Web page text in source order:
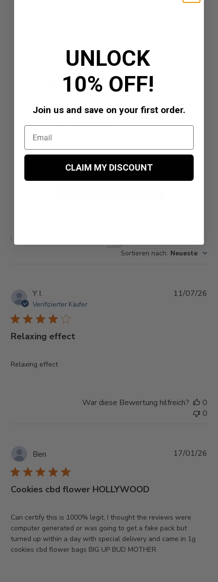
4.5 Basierend auf 2 Bewertungen
5
1
4
1
3
2
0
Bewertungen suchen
Sortieren nach: Neueste
Y I.
Verifizierter Käufer
Relaxing effect
Relaxing effect
11/07/26
War diese Bewertung hilfreich?
0
0
Ben
Cookies cbd flower HOLLYWOOD
Can certify this is 1000% legit, I thought the reviews were
computer generated or was going to get a fake pack but
turned up within a day with special delivery and came in 1g
cookies cbd flower bags BIG UP BUD MOTHER
17/01/26
UNLOCK
10% OFF!
Join us and save on your first order.
CLAIM MY DISCOUNT